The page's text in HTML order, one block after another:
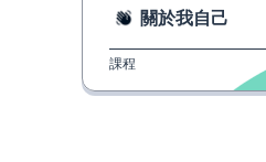
關於我自己
課程